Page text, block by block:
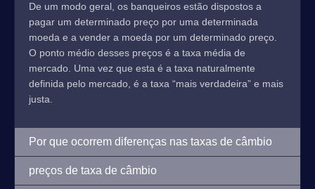
De um modo geral, os banqueiros estão dispostos a
pagar um determinado preço por uma determinada
moeda e a vender a moeda por um determinado preço.
O ponto médio desses preços é a taxa média de
mercado. Uma vez que esta é a taxa naturalmente
definida pelo mercado, é a taxa “mais verdadeira” e mais
justa.
Por que ocorrem diferenças nas taxas de câmbio
preços de taxa de câmbio